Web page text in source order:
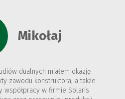
Mikołaj
dualnych miałem okazję
zawodu konstruktora, a także
współpracy w firmie Solaris.